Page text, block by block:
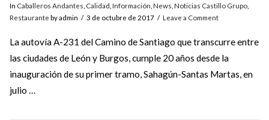
In Caballeros Andantes Calidad Información News Noticias Castillo Grupo,
Restaurante by admin 3 de octubre de 2017 Leave a Comment
La autovía A-231 del Camino de Santiago que transcurre entre
las ciudades de León y Burgos, cumple 20 años desde la
inauguración de su primer tramo, Sahagún-Santas Martas, en
julio …